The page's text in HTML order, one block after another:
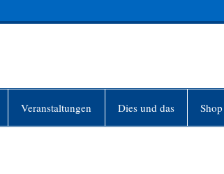
Veranstaltungen Dies und das Shop